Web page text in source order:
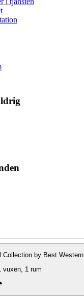
by Best Western
- 9 aug | 1 vuxen, 1 rum